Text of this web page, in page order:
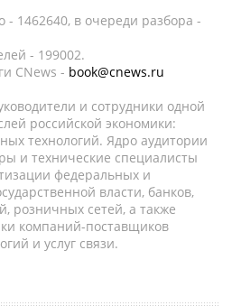
1462640, в очереди разбора -
- 199002.
CNews - book@cnews.ru
и сотрудники одной
российской экономики:
технологий. Ядро аудитории
и технические специалисты
федеральных и
власти, банков,
розничных сетей, а также
компаний-поставщиков
и услуг связи.